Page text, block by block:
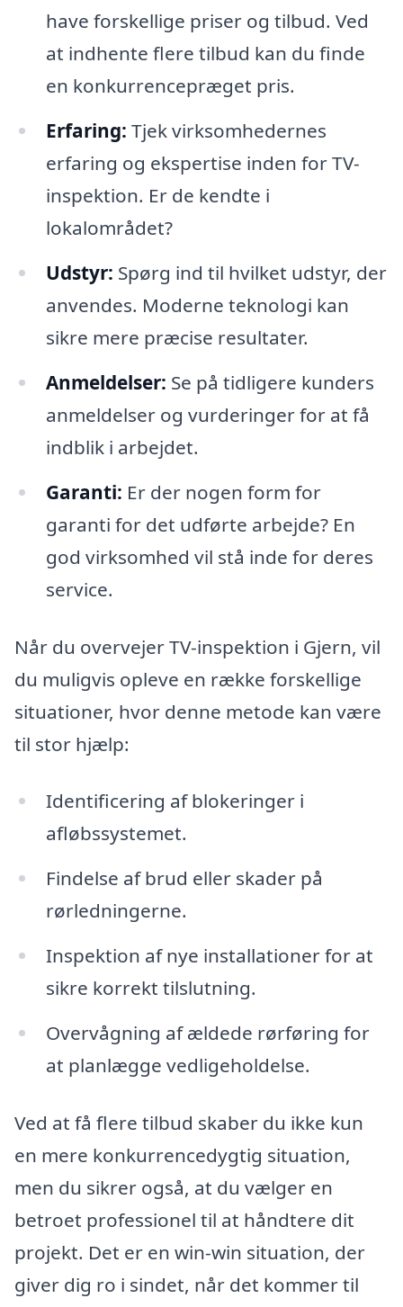
have forskellige priser og tilbud. Ved
at indhente flere tilbud kan du finde
en konkurrencepræget pris.
Erfaring: Tjek virksomhedernes
erfaring og ekspertise inden for TV-
inspektion. Er de kendte i
lokalområdet?
Udstyr: Spørg ind til hvilket udstyr, der
anvendes. Moderne teknologi kan
sikre mere præcise resultater.
Anmeldelser: Se på tidligere kunders
anmeldelser og vurderinger for at få
indblik i arbejdet.
Garanti: Er der nogen form for
garanti for det udførte arbejde? En
god virksomhed vil stå inde for deres
service.
Når du overvejer TV-inspektion i Gjern, vil
du muligvis opleve en række forskellige
situationer, hvor denne metode kan være
til stor hjælp:
Identificering af blokeringer i
afløbssystemet.
Findelse af brud eller skader på
rørledningerne.
Inspektion af nye installationer for at
sikre korrekt tilslutning.
Overvågning af ældede rørføring for
at planlægge vedligeholdelse.
Ved at få flere tilbud skaber du ikke kun
en mere konkurrencedygtig situation,
men du sikrer også, at du vælger en
betroet professionel til at håndtere dit
projekt. Det er en win-win situation, der
giver dig ro i sindet, når det kommer til